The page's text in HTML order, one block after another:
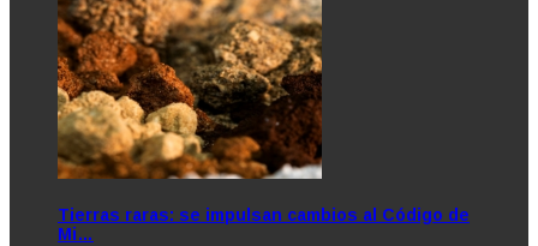
Tierras raras: se impulsan cambios al Código de
Mi…